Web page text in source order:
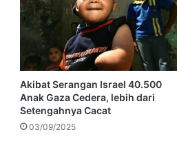
Akibat Serangan Israel 40.500
Anak Gaza Cedera, lebih dari
Setengahnya Cacat
03/09/2025